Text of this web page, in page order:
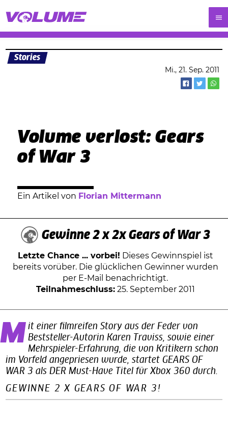
Stories
Mi., 21. Sep. 2011
Volume verlost: Gears
of War 3
Ein Artikel von Florian Mittermann
Gewinne 2 x 2x Gears of War 3
Letzte Chance ... vorbei! Dieses Gewinnspiel ist
bereits vorüber. Die glücklichen Gewinner wurden
per E-Mail benachrichtigt.
Teilnahmeschluss:25. September 2011
Mit einer filmreifen Story aus der Feder von Beststeller-Autorin Karen Traviss, sowie einer
Mehrspieler-Erfahrung, die von Kritikern schon
im Vorfeld angepriesen wurde, startet GEARS OF
WAR 3 als DER Must-Have Titel für Xbox 360 durch.
GEWINNE 2 X GEARS OF WAR 3!